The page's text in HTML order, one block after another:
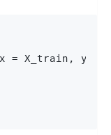
= X_train, y